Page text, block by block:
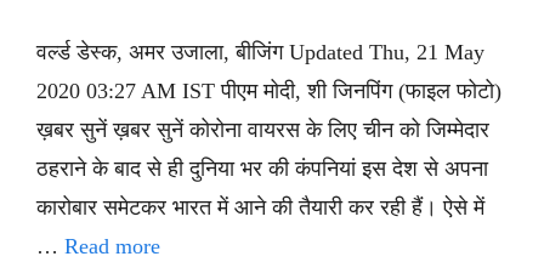
वर्ल्ड डेस्क, अमर उजाला, बीजिंग Updated Thu, 21 May
2020 03:27 AM IST पीएम मोदी, शी जिनपिंग (फाइल फोटो)
ख़बर सुनें ख़बर सुनें कोरोना वायरस के लिए चीन को जिम्मेदार
ठहराने के बाद से ही दुनिया भर की कंपनियां इस देश से अपना
कारोबार समेटकर भारत में आने की तैयारी कर रही हैं। ऐसे में
… Read more